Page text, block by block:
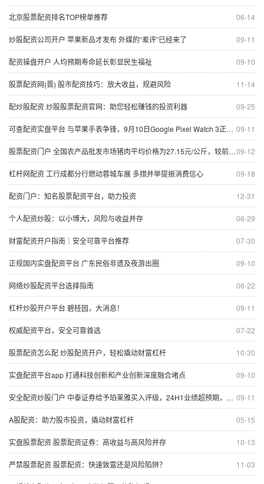
06-14
北京股票配资排名TOP榜单推荐
09-11
炒股配资公司开户 苹果新品才发布 外媒的“差评”已经来了
09-10
配资操盘开户 人均预期寿命延长彰显民生福祉
11-14
股票配资网(晋) 股市配资技巧：放大收益，规避风险
09-25
配炒股配资 炒股股票配资官网：助您轻松赚钱的投资利器
09-11
可查配资实盘平台 与苹果手表争锋，9月10日Google Pixel Watch 3正式上市
09-12
股票配资门户 全国农产品批发市场猪肉平均价格为27.15元/公斤，较前一日上升0.9%
09-18
杠杆网配资 工行成都分行燃动蓉城车展 多措并举提振消费信心
12-31
配资门户：知名股票配资平台，助力投资
06-29
个人配资炒股：以小博大，风险与收益并存
07-30
财富配资开户指南｜安全可靠平台推荐
09-10
正规国内实盘配资平台 广东民俗非遗及夜游出圈
06-22
网络炒股配资平台选择指南
09-11
杠杆炒股开户平台 碧桂园，大消息！
07-22
权威配资平台，安全可靠首选
10-30
股票配资怎么配 炒股配资开户，轻松撬动财富杠杆
09-10
实盘配资平台app 打通科技创新和产业创新深度融合堵点
09-11
安全配资炒股门户 中泰证券给予珀莱雅买入评级，24H1业绩超预期，强品牌驱动持续高增长
05-15
A股配资：助力股市投资，撬动财富杠杆
10-13
实盘股票配资 股票配资证券：高收益与高风险并存
11-03
严禁股票配资 股票配资：快速致富还是风险陷阱？